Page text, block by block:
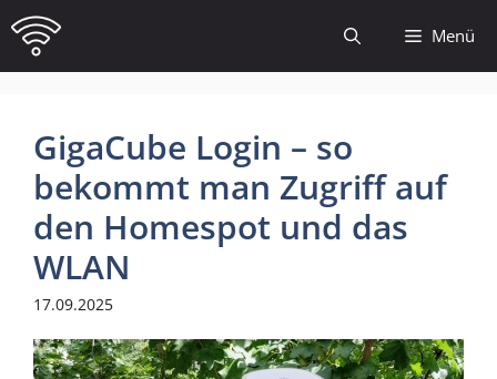
Zum
Inhalt
springen
Menü
GigaCube Login – so
bekommt man Zugriff auf
den Homespot und das
WLAN
17.09.2025